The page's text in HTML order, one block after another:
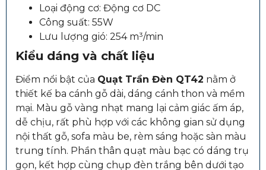
Loại động cơ: Động cơ DC
Công suất: 55W
Lưu lượng gió: 254 m³/min
Kiểu dáng và chất liệu
Điểm nổi bật của Quạt Trần Đèn QT42 nằm ở
thiết kế ba cánh gỗ dài, dáng cánh thon và mềm
mại. Màu gỗ vàng nhạt mang lại cảm giác ấm áp,
dễ chịu, rất phù hợp với các không gian sử dụng
nội thất gỗ, sofa màu be, rèm sáng hoặc sàn màu
trung tính. Phần thân quạt màu bạc có dáng trụ
gọn, kết hợp cùng chụp đèn trắng bên dưới tạo